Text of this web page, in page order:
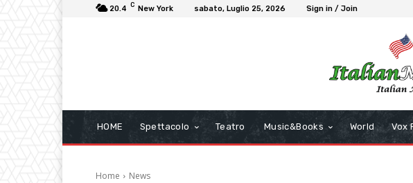
20.4 C New York sabato, Luglio 25, 2026 Sign in / Join
HOME Spettacolo Teatro Music&Books World Vox
Home News